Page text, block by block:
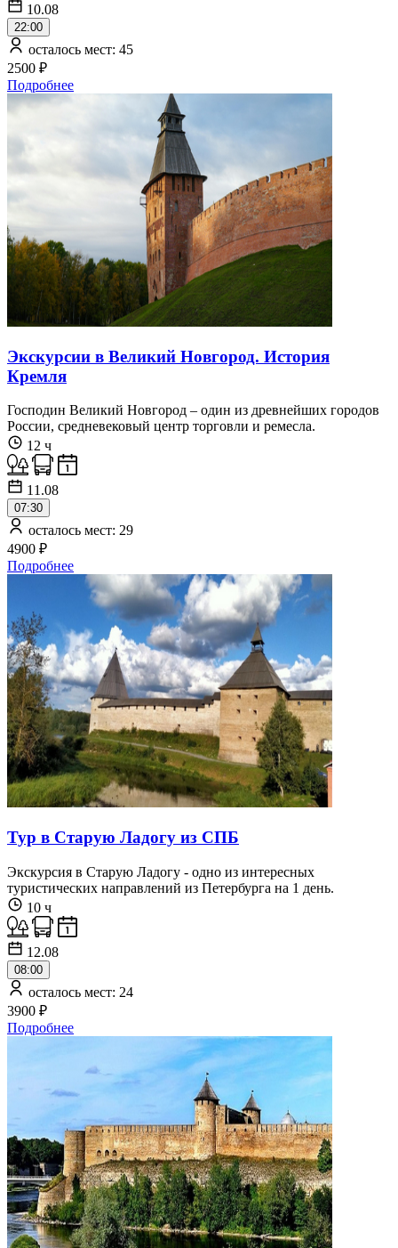
10.08
22:00
осталось мест: 45
2500 ₽
Подробнее
Экскурсии в Великий Новгород. История
Кремля
Господин Великий Новгород – один из древнейших городов
России, средневековый центр торговли и ремесла.
12 ч
11.08
07:30
осталось мест: 29
4900 ₽
Подробнее
Тур в Старую Ладогу из СПБ
Экскурсия в Старую Ладогу - одно из интересных
туристических направлений из Петербурга на 1 день.
10 ч
12.08
08:00
осталось мест: 24
3900 ₽
Подробнее